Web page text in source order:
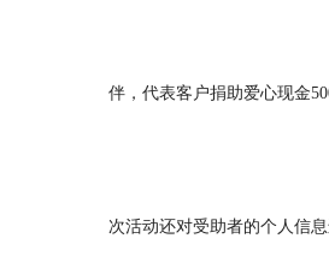
伴，代表客户捐助爱心现金
次活动还对受助者的个人信